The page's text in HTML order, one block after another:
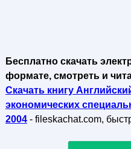
Бесплатно скачать
формате, смотреть и
Скачать книгу
экономических
2004- fileskachat.com,